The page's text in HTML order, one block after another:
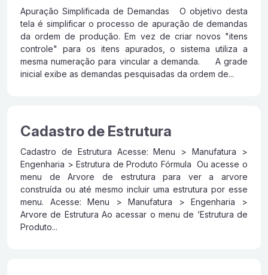
Apuração Simplificada de Demandas O objetivo desta
tela é simplificar o processo de apuração de demandas
da ordem de produção. Em vez de criar novos "itens
controle" para os itens apurados, o sistema utiliza a
mesma numeração para vincular a demanda. A grade
inicial exibe as demandas pesquisadas da ordem de...
Cadastro de Estrutura
Cadastro de Estrutura Acesse: Menu > Manufatura >
Engenharia > Estrutura de Produto Fórmula Ou acesse o
menu de Arvore de estrutura para ver a arvore
construída ou até mesmo incluir uma estrutura por esse
menu. Acesse: Menu > Manufatura > Engenharia >
Arvore de Estrutura Ao acessar o menu de ‘Estrutura de
Produto...